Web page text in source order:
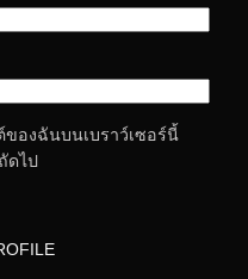
องฉันบนเบราว์เซอร์นี้
ดไป